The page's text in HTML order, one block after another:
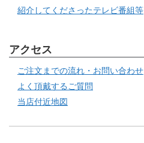
紹介してくださったテレビ番組等
アクセス
ご注文までの流れ・お問い合わせ
よく頂戴するご質問
当店付近地図